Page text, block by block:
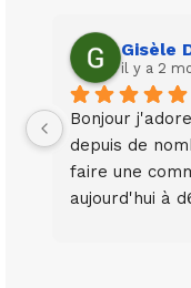
Gisèle
il y a 2
Bonjour
depuis de
faire une
aujourd'hui à